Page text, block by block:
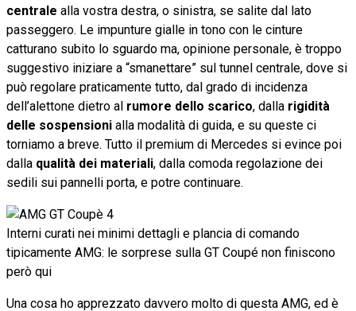
centrale alla vostra destra, o sinistra, se salite dal lato
passeggero. Le impunture gialle in tono con le cinture
catturano subito lo sguardo ma, opinione personale, è troppo
suggestivo iniziare a “smanettare” sul tunnel centrale, dove si
può regolare praticamente tutto, dal grado di incidenza
dell’alettone dietro al rumore dello scarico, dalla rigidità
delle sospensioni alla modalità di guida, e su queste ci
torniamo a breve. Tutto il premium di Mercedes si evince poi
dalla qualità dei materiali, dalla comoda regolazione dei
sedili sui pannelli porta, e potre continuare.
Interni curati nei minimi dettagli e plancia di comando
tipicamente AMG: le sorprese sulla GT Coupé non finiscono
però qui
Una cosa ho apprezzato davvero molto di questa AMG, ed è